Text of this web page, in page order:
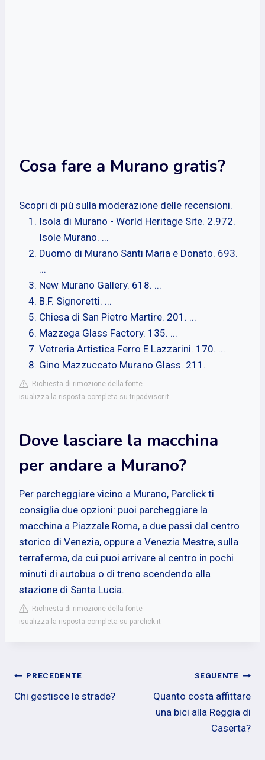
Cosa fare a Murano gratis?
Scopri di più sulla moderazione delle recensioni.
Isola di Murano - World Heritage Site. 2.972.
Isole Murano. ...
Duomo di Murano Santi Maria e Donato. 693.
...
New Murano Gallery. 618. ...
B.F. Signoretti. ...
Chiesa di San Pietro Martire. 201. ...
Mazzega Glass Factory. 135. ...
Vetreria Artistica Ferro E Lazzarini. 170. ...
Gino Mazzuccato Murano Glass. 211.
Richiesta di rimozione della fonte
isualizza la risposta completa su tripadvisor.it
Dove lasciare la macchina
per andare a Murano?
Per parcheggiare vicino a Murano, Parclick ti
consiglia due opzioni: puoi parcheggiare la
macchina a Piazzale Roma, a due passi dal centro
storico di Venezia, oppure a Venezia Mestre, sulla
terraferma, da cui puoi arrivare al centro in pochi
minuti di autobus o di treno scendendo alla
stazione di Santa Lucia.
Richiesta di rimozione della fonte
isualizza la risposta completa su parclick.it
Navigazione
articoli
PRECEDENTE
Chi gestisce le strade?
SEGUENTE
Quanto costa affittare
una bici alla Reggia di
Caserta?